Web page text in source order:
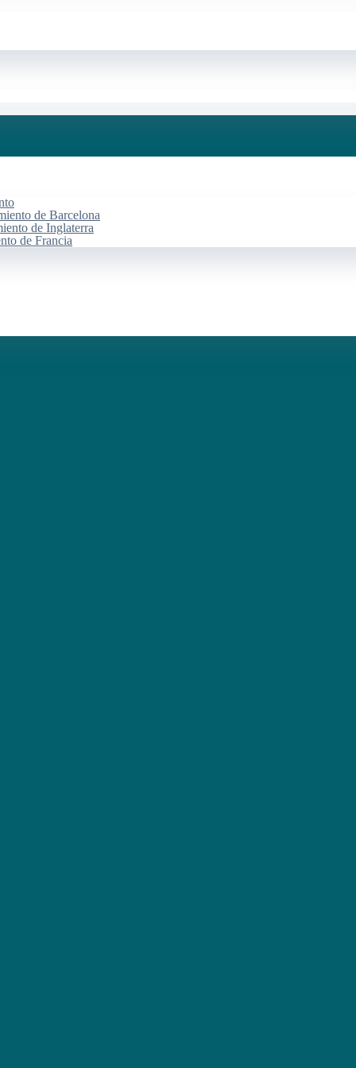
de Barcelona
de Inglaterra
de Francia